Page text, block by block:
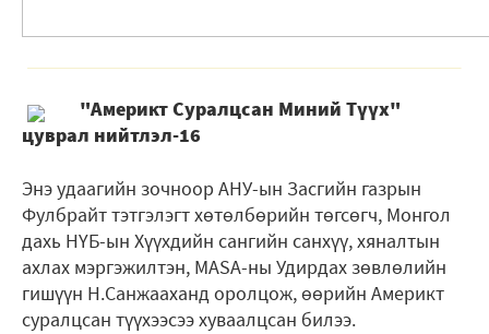
"Америкт Суралцсан Миний Түүх"
цуврал нийтлэл-16
Энэ удаагийн зочноор АНУ-ын Засгийн газрын
Фулбрайт тэтгэлэгт хөтөлбөрийн төгсөгч, Монгол
дахь НҮБ-ын Хүүхдийн сангийн санхүү, хяналтын
ахлах мэргэжилтэн, MASA-ны Удирдах зөвлөлийн
гишүүн Н.Санжааханд оролцож, өөрийн Америкт
суралцсан түүхээсээ хуваалцсан билээ.